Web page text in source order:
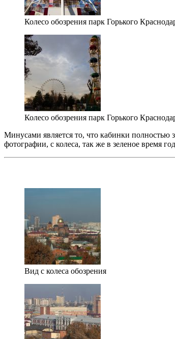
Колесо обозрения парк Горького
Колесо обозрения парк Горького
Минусами является то, что кабинки полностью
фотографии, с колеса, так же в зеленое время
Вид с колеса обозрения